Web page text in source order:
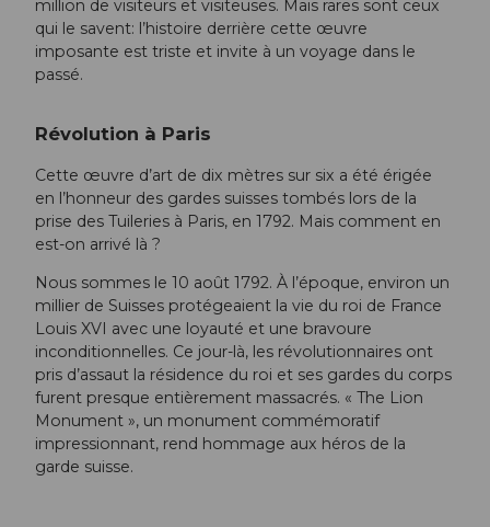
million de visiteurs et visiteuses. Mais rares sont ceux
qui le savent: l’histoire derrière cette œuvre
imposante est triste et invite à un voyage dans le
passé.
Révolution à Paris
Cette œuvre d’art de dix mètres sur six a été érigée
en l’honneur des gardes suisses tombés lors de la
prise des Tuileries à Paris, en 1792. Mais comment en
est-on arrivé là ?
Nous sommes le 10 août 1792. À l’époque, environ un
millier de Suisses protégeaient la vie du roi de France
Louis XVI avec une loyauté et une bravoure
inconditionnelles. Ce jour-là, les révolutionnaires ont
pris d’assaut la résidence du roi et ses gardes du corps
furent presque entièrement massacrés. « The Lion
Monument », un monument commémoratif
impressionnant, rend hommage aux héros de la
garde suisse.